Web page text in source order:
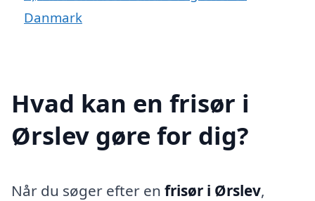
Danmark
Hvad kan en frisør i
Ørslev gøre for dig?
Når du søger efter en frisør i Ørslev,